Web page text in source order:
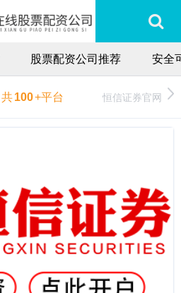
股票配资公司推荐 安全
共100+平台 恒信证券官网